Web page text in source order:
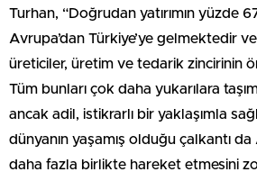
Turhan, “Doğrudan yatırımın yüzde
Avrupa’dan Türkiye’ye gelmektedir
üreticiler, üretim ve tedarik zincirinin
Tüm bunları çok daha yukarılara
ancak adil, istikrarlı bir yaklaşımla
dünyanın yaşamış olduğu çalkantı da
daha fazla birlikte hareket etmesini